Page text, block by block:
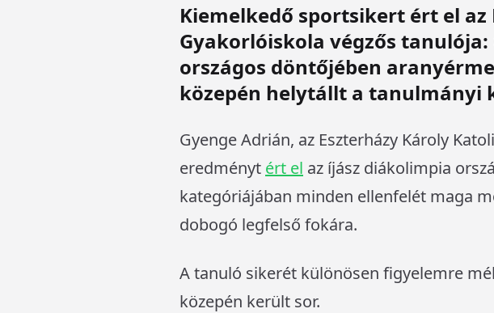
Kiemelkedő sportsikert ért el
Gyakorlóiskola végzős
országos döntőjében
közepén helytállt a tanulmányi
Gyenge Adrián, az Eszterházy Károly
eredményt ért el az íjász diákolimpia
kategóriájában minden ellenfelét maga
dobogó legfelső fokára.
A tanuló sikerét különösen figyelemre
közepén került sor.